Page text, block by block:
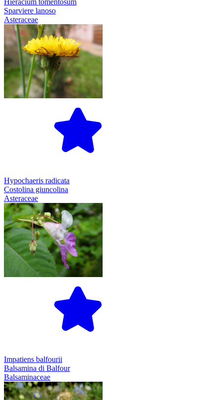
Sparviere lanoso
Asteraceae
Hypochaeris radicata
Costolina giuncolina
Asteraceae
Impatiens balfourii
Balsamina di Balfour
Balsaminaceae